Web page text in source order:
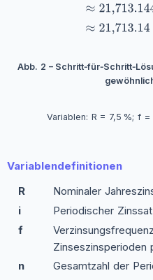
Abb. 2 –
Variablen: R = 7,5 %; f
Variablendefinitionen
R
Nominaler
i
Periodischer
f
Zinseszinsperioden
n
Gesamtzahl der